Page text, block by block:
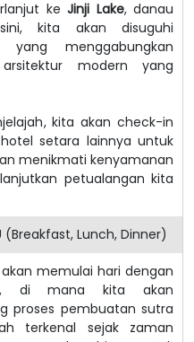
keJinji Lake, danau
kita akan disuguhi
yang menggabungkan
modern yang
kita akan check-in
setara lainnya untuk
menikmati kenyamanan
petualangan kita
(Breakfast, Lunch, Dinner)
memulai hari dengan
di mana kita akan
proses pembuatan sutra
terkenal sejak zaman